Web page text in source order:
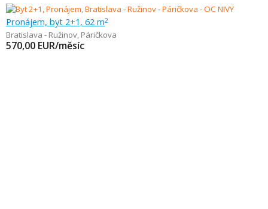
Pronájem, byt 2+1, 62 m2
Bratislava - Ružinov, Páričkova
570,00 EUR/měsíc